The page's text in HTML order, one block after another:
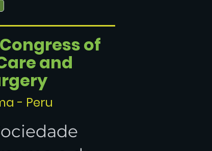
of
and
- Peru